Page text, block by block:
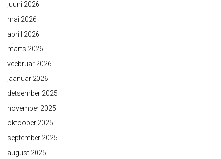
juuni 2026
mai 2026
aprill 2026
märts 2026
veebruar 2026
jaanuar 2026
detsember 2025
november 2025
oktoober 2025
september 2025
august 2025